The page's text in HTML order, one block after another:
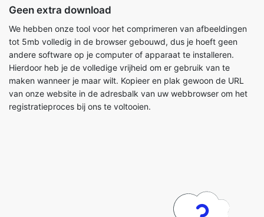
andere software op je computer of apparaat te installeren.
maken wanneer je maar wilt. Kopieer en plak gewoon de URL
van onze website in de adresbalk van uw webbrowser om het
registratieproces bij ons te voltooien.